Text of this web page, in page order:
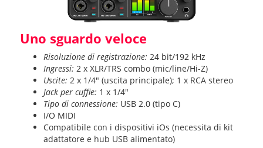
Uno sguardo veloce
Risoluzione di registrazione: 24 bit/192 kHz
Ingressi: 2 x XLR/TRS combo (mic/line/Hi-Z)
Uscite: 2 x 1/4" (uscita principale); 1 x RCA stereo
Jack per cuffie: 1 x 1/4"
Tipo di connessione: USB 2.0 (tipo C)
I/O MIDI
Compatibile con i dispositivi iOs (necessita di kit
adattatore e hub USB alimentato)